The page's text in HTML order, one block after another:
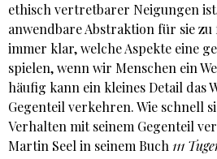
ethisch vertretbarer Neigungen
anwendbare Abstraktion für sie
immer klar, welche Aspekte eine
spielen, wenn wir Menschen ein
häufig kann ein kleines Detail das
Gegenteil verkehren. Wie schnell
Verhalten mit seinem Gegenteil
Martin Seel in seinem Buch 111